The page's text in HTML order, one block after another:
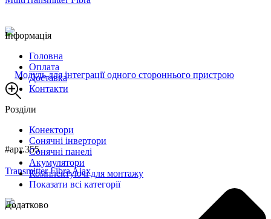
#арт.355
Інформація
Головна
Оплата
Доставка
Контакти
Розділи
Конектори
Сонячні інвертори
Сонячні панелі
Акумулятори
Комплектуючі для монтажу
Показати всі категорії
Додатково